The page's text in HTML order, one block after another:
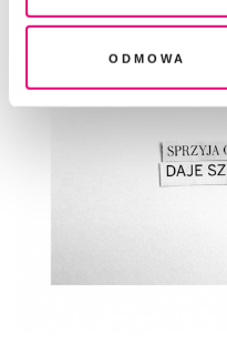
legalność przetwarzania
Odmowa